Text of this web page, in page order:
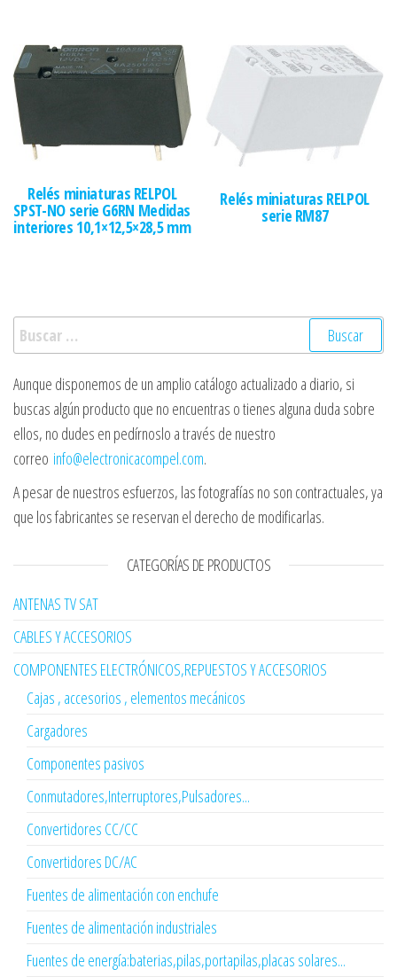
Relés miniaturas RELPOL
SPST-NO serie G6RN Medidas
interiores 10,1×12,5×28,5 mm
Relés miniaturas RELPOL
serie RM87
Buscar:
Aunque disponemos de un amplio catálogo actualizado a diario, si
buscas algún producto que no encuentras o tienes alguna duda sobre
ellos, no dudes en pedírnoslo a través de nuestro
correo info@electronicacompel.com.
A pesar de nuestros esfuerzos, las fotografías no son contractuales, ya
que los fabricantes se reservan el derecho de modificarlas.
CATEGORÍAS DE PRODUCTOS
ANTENAS TV SAT
CABLES Y ACCESORIOS
COMPONENTES ELECTRÓNICOS,REPUESTOS Y ACCESORIOS
Cajas , accesorios , elementos mecánicos
Cargadores
Componentes pasivos
Conmutadores,Interruptores,Pulsadores...
Convertidores CC/CC
Convertidores DC/AC
Fuentes de alimentación con enchufe
Fuentes de alimentación industriales
Fuentes de energía:baterias,pilas,portapilas,placas solares...